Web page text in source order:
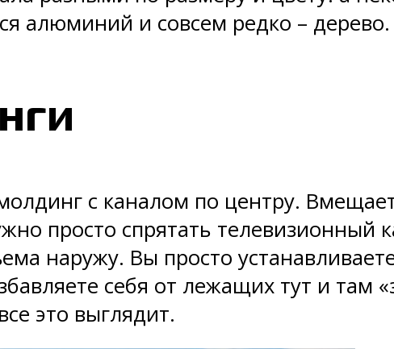
алюминий и совсем редко – дерево.
с каналом по центру.
просто спрятать телевизионный
наружу. Вы просто
себя от лежащих тут и там
это выглядит.